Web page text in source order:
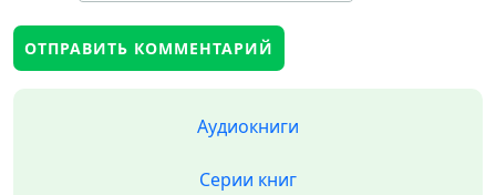
Аудиокниги
Серии книг